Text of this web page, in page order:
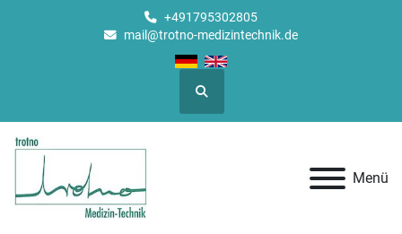
+491795302805
mail@trotno-medizintechnik.de
Suche
Menü